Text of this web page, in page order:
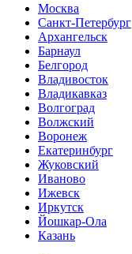
Москва
Санкт-Петербург
Архангельск
Барнаул
Белгород
Владивосток
Владикавказ
Волгоград
Волжский
Воронеж
Екатеринбург
Жуковский
Иваново
Ижевск
Иркутск
Йошкар-Ола
Казань